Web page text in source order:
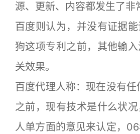
源、更新、内容都发生了非
百度则认为，并没有证据
狗这项专利之前，其他输
关效果。
百度代理人称：现在没有
之前，现有技术是什么状
人单方面的意见来认定，